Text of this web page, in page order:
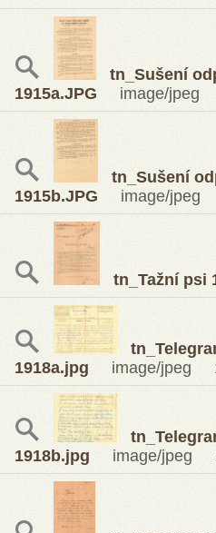
tn_Sušení
1915a.JPG image/jpeg
tn_Sušení
1915b.JPG image/jpeg
tn_Tažní psi
1918a.jpg image/jpeg
1918b.jpg image/jpeg